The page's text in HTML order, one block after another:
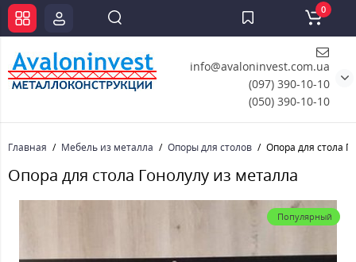
info@avaloninvest.com.ua
(097) 390-10-10
(050) 390-10-10
0
Главная Мебель из металла Опоры для столов Опора для стола
Опора для стола Гонолулу из металла
Популярный